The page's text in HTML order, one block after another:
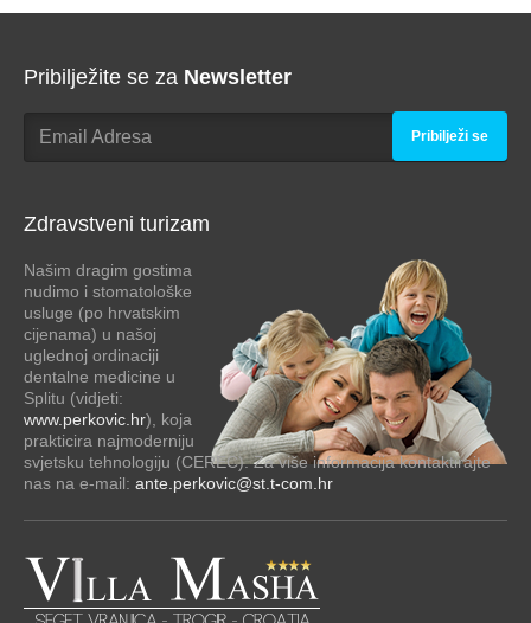
Pribilježite se za Newsletter
Pribilježi se
Zdravstveni turizam
Našim dragim gostima
nudimo i stomatološke
usluge (po hrvatskim
cijenama) u našoj
uglednoj ordinaciji
dentalne medicine u
Splitu (vidjeti:
www.perkovic.hr), koja
prakticira najmoderniju
svjetsku tehnologiju (CEREC). Za više informacija kontaktirajte
nas na e-mail: ante.perkovic@st.t-com.hr